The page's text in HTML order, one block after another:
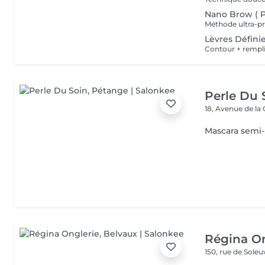
Nano Brow (
Lèvres
Perle Du
18, Avenue de la
Mascara
Régina
150, rue de